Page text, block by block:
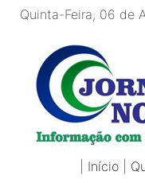
Quinta-Feira, 06 de
Início